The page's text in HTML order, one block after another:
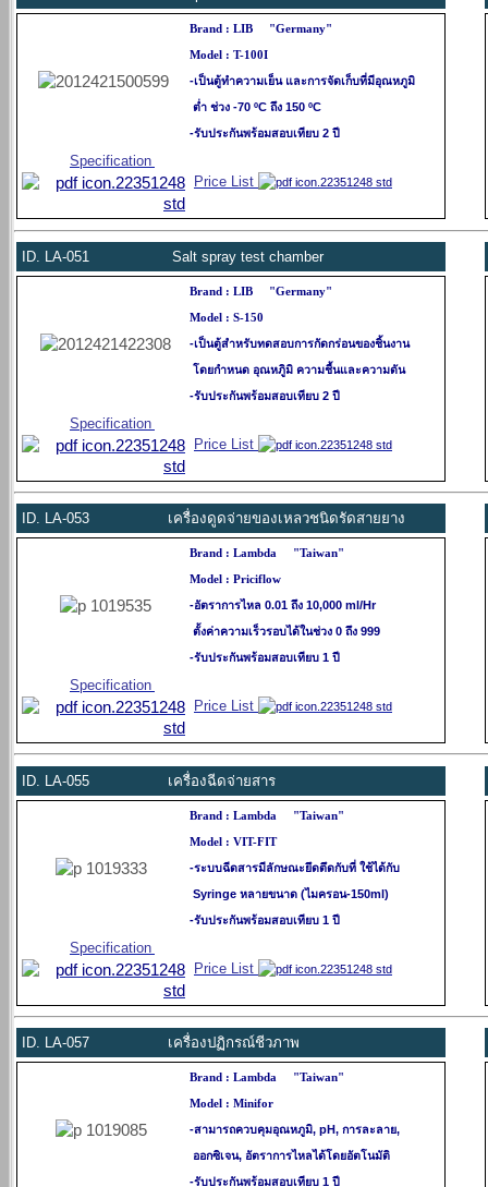
Brand : LIB "Germany"
Model : T-100I
-เป็นตู้ทำความเย็น และการจัดเก็บที่มีอุณหภูมิ
ต่ำ ช่วง -70 ºC ถึง 150 ºC
-รับประกันพร้อมสอบเทียบ 2 ปี
Specification
Price List
ID. LA-051 Salt spray test chamber
Brand : LIB "Germany"
Model : S-150
-เป็นตู้สำหรับทดสอบการกัดกร่อนของชิ้นงาน
โดยกำหนด อุณหภูิมิ ความชื้นและความดัน
-รับประกันพร้อมสอบเทียบ 2 ปี
Specification
Price List
ID. LA-053 เครื่องดูดจ่ายของเหลวชนิดรัดสายยาง
Brand : Lambda "Taiwan"
Model : Priciflow
-อัตราการไหล 0.01 ถึง 10,000 ml/Hr
ตั้งค่าความเร็วรอบได้ในช่วง 0 ถึง 999
-รับประกันพร้อมสอบเทียบ 1 ปี
Specification
Price List
ID. LA-055 เครื่องฉีดจ่ายสาร
Brand : Lambda "Taiwan"
Model : VIT-FIT
-ระบบฉีดสารมีลักษณะยึดตึดกับที่ ใช้ได้กับ
Syringe หลายขนาด (ไมครอน-150ml)
-รับประกันพร้อมสอบเทียบ 1 ปี
Specification
Price List
ID. LA-057 เครื่องปฏิกรณ์ชีวภาพ
Brand : Lambda "Taiwan"
Model : Minifor
-สามารถควบคุมอุณหภูมิ, pH, การละลาย,
ออกซิเจน, อัตราการไหลได้โดยอัตโนมัติ
-รับประกันพร้อมสอบเทียบ 1 ปี